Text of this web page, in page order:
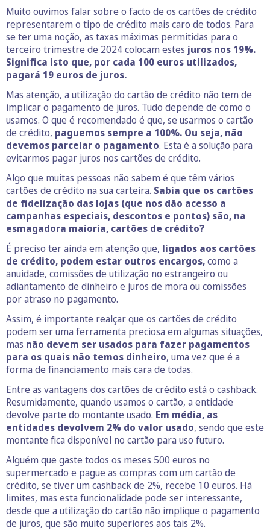
Muito ouvimos falar sobre o facto de os cartões de crédito
representarem o tipo de crédito mais caro de todos. Para
se ter uma noção, as taxas máximas permitidas para o
terceiro trimestre de 2024 colocam estes juros nos 19%.
Significa isto que, por cada 100 euros utilizados,
pagará 19 euros de juros.
Mas atenção, a utilização do cartão de crédito não tem de
implicar o pagamento de juros. Tudo depende de como o
usamos. O que é recomendado é que, se usarmos o cartão
de crédito, paguemos sempre a 100%. Ou seja, não
devemos parcelar o pagamento. Esta é a solução para
evitarmos pagar juros nos cartões de crédito.
Algo que muitas pessoas não sabem é que têm vários
cartões de crédito na sua carteira. Sabia que os cartões
de fidelização das lojas (que nos dão acesso a
campanhas especiais, descontos e pontos) são, na
esmagadora maioria, cartões de crédito?
É preciso ter ainda em atenção que, ligados aos cartões
de crédito, podem estar outros encargos,como a
anuidade, comissões de utilização no estrangeiro ou
adiantamento de dinheiro e juros de mora ou comissões
por atraso no pagamento.
Assim, é importante realçar que os cartões de crédito
podem ser uma ferramenta preciosa em algumas situações,
mas não devem ser usados para fazer pagamentos
para os quais não temos dinheiro, uma vez que é a
forma de financiamento mais cara de todas.
Entre as vantagens dos cartões de crédito está o cashback.
Resumidamente, quando usamos o cartão, a entidade
devolve parte do montante usado. Em média, as
entidades devolvem 2% do valor usado, sendo que este
montante fica disponível no cartão para uso futuro.
Alguém que gaste todos os meses 500 euros no
supermercado e pague as compras com um cartão de
crédito, se tiver um cashback de 2%, recebe 10 euros. Há
limites, mas esta funcionalidade pode ser interessante,
desde que a utilização do cartão não implique o pagamento
de juros, que são muito superiores aos tais 2%.